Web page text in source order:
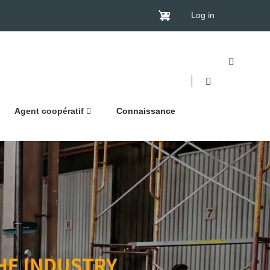
Log in
Agent coopératif Connaissance